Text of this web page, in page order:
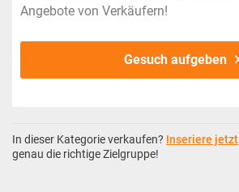
Angebote von Verkäufern!
Gesuch aufgeben
In dieser Kategorie verkaufen? Inseriere jetzt
genau die richtige Zielgruppe!